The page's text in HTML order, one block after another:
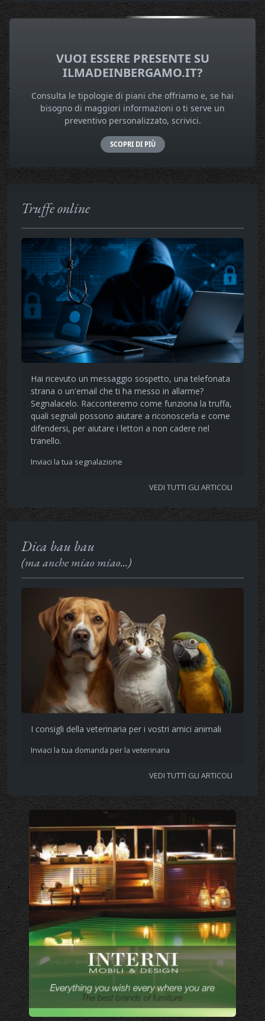
VUOI ESSERE PRESENTE SU
ILMADEINBERGAMO.IT?
Consulta le tipologie di piani che offriamo e, se hai
bisogno di maggiori informazioni o ti serve un
preventivo personalizzato, scrivici.
SCOPRI DI PIÙ
Truffe online
Hai ricevuto un messaggio sospetto, una telefonata
strana o un'email che ti ha messo in allarme?
Segnalacelo. Racconteremo come funziona la truffa,
quali segnali possono aiutare a riconoscerla e come
difendersi, per aiutare i lettori a non cadere nel
tranello.
Inviaci la tua segnalazione
VEDI TUTTI GLI ARTICOLI
Dica bau bau
(ma anche miao miao...)
I consigli della veterinaria per i vostri amici animali
Inviaci la tua domanda per la veterinaria
VEDI TUTTI GLI ARTICOLI